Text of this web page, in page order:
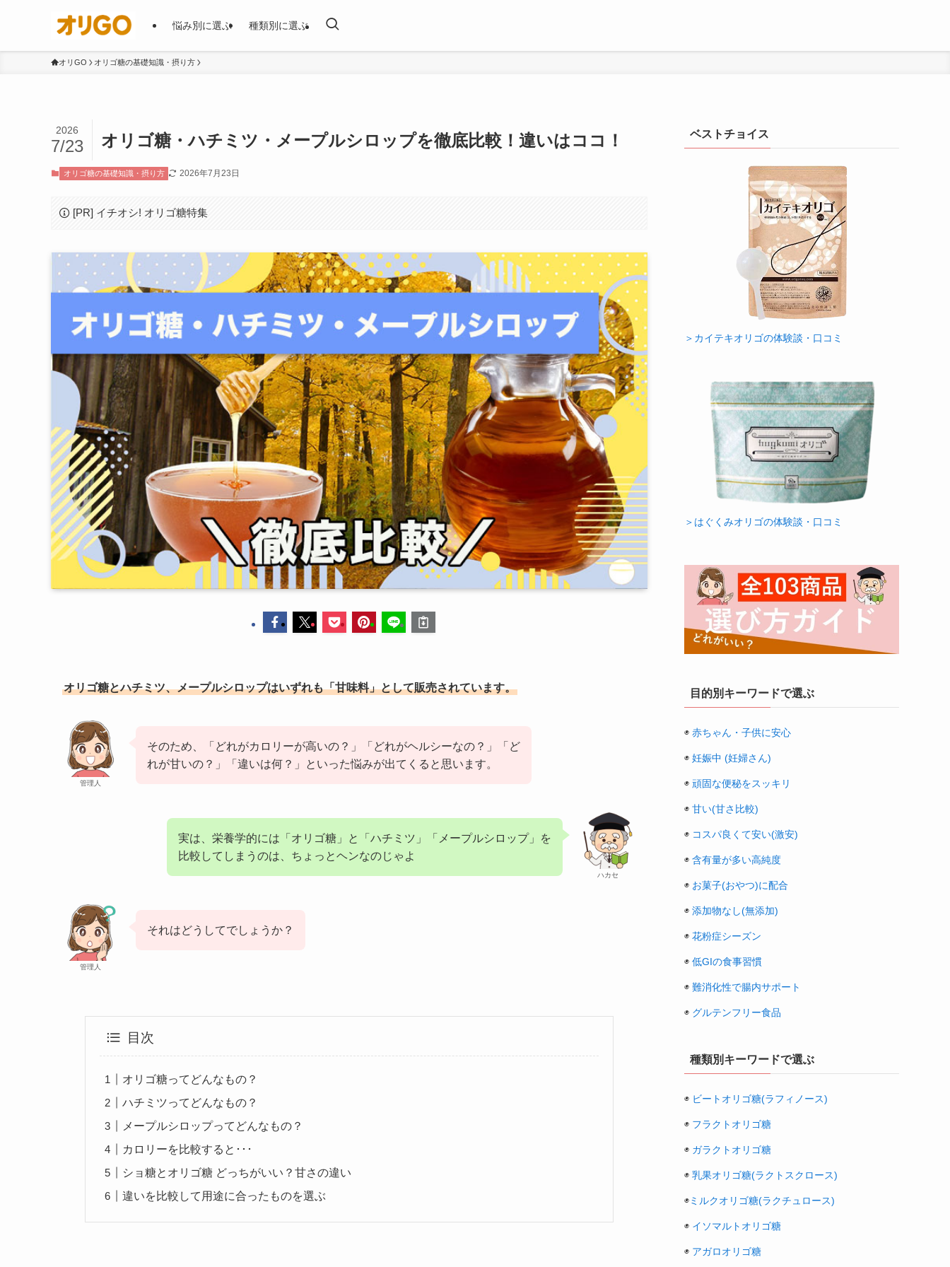
悩み別に選ぶ 種類別に選ぶ
オリGO オリゴ糖の基礎知識・摂り方
オリゴ糖・ハチミツ・メープルシロップを徹底比較！違いはココ！
2026
7/23
オリゴ糖の基礎知識・摂り方 2026年7月23日
[PR] イチオシ! オリゴ糖特集
オリゴ糖とハチミツ、メープルシロップはいずれも「甘味料」として販売されています。
管理人
そのため、「どれがカロリーが高いの？」「どれがヘルシーなの？」「ど
れが甘いの？」「違いは何？」といった悩みが出てくると思います。
ハカセ
実は、栄養学的には「オリゴ糖」と「ハチミツ」「メープルシロップ」を
比較してしまうのは、ちょっとヘンなのじゃよ
管理人
それはどうしてでしょうか？
目次
オリゴ糖ってどんなもの？
ハチミツってどんなもの？
メープルシロップってどんなもの？
カロリーを比較すると･･･
ショ糖とオリゴ糖 どっちがいい？甘さの違い
違いを比較して用途に合ったものを選ぶ
ベストチョイス
＞カイテキオリゴの体験談・口コミ
＞はぐくみオリゴの体験談・口コミ
目的別キーワードで選ぶ
◉ 赤ちゃん・子供に安心
◉ 妊娠中 (妊婦さん)
◉ 頑固な便秘をスッキリ
◉ 甘い(甘さ比較)
◉ コスパ良くて安い(激安)
◉ 含有量が多い高純度
◉ お菓子(おやつ)に配合
◉ 添加物なし(無添加)
◉ 花粉症シーズン
◉ 低GIの食事習慣
◉ 難消化性で腸内サポート
◉ グルテンフリー食品
種類別キーワードで選ぶ
◉ ビートオリゴ糖(ラフィノース)
◉ フラクトオリゴ糖
◉ ガラクトオリゴ糖
◉ 乳果オリゴ糖(ラクトスクロース)
◉ミルクオリゴ糖(ラクチュロース)
◉ イソマルトオリゴ糖
◉ アガロオリゴ糖